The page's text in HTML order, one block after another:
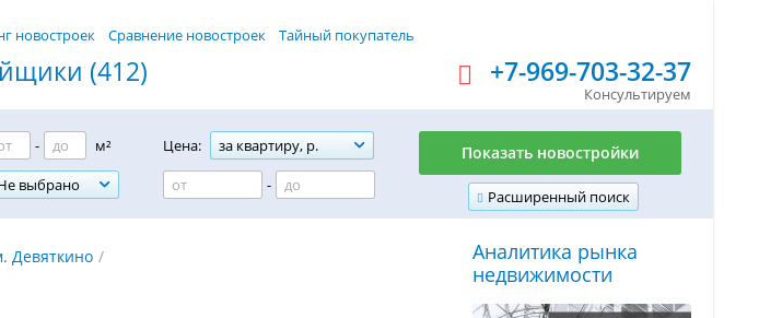
новостроек Сравнение новостроек Тайный покупатель
(412) +7-969-703-32-37
Консультируем
-
м²
выбрано
Цена:
за квартиру, р.
-
Расширенный поиск
Показать новостройки
Девяткино
Аналитика рынка
недвижимости